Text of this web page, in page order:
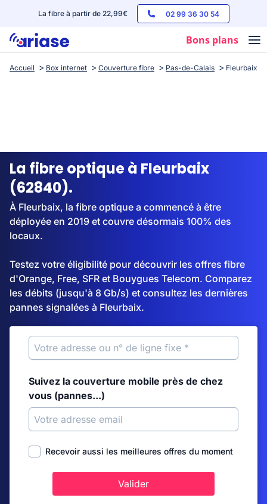
La fibre à partir de 22,99€ 02 99 36 30 54
Bons plans
Box internet
Streaming
Accueil Box internet Couverture fibre Pas-de-Calais Fleurbaix
La fibre optique à Fleurbaix
(62840).
À Fleurbaix, la fibre optique a commencé à être
déployée en 2019 et couvre désormais 100% des
locaux.
Testez votre éligibilité pour découvrir les offres fibre
d'Orange, Free, SFR et Bouygues Telecom. Comparez
les débits (jusqu'à 8 Gb/s) et consultez les dernières
pannes signalées à Fleurbaix.
Suivez la couverture mobile près de chez
vous (pannes...)
Recevoir aussi les meilleures offres du moment
Valider